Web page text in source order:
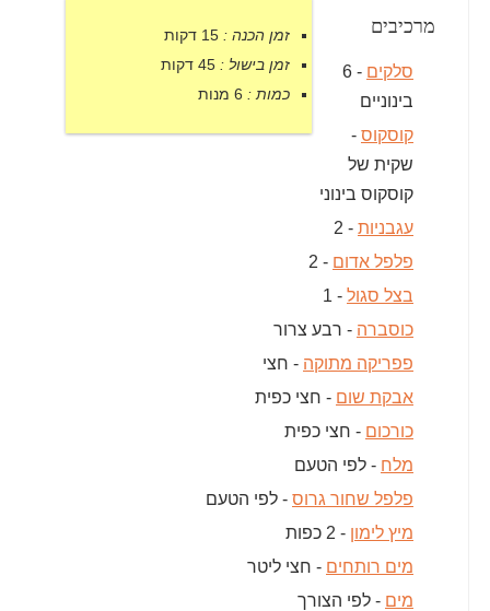
זמן הכנה : 15 דקות
זמן בישול : 45 דקות
כמות : 6 מנות
מרכיבים
סלקים
- 6
בינוניים
קוסקוס -
שקית של
קוסקוס בינוני
עגבניות - 2
פלפל אדום - 2
בצל סגול - 1
כוסברה - רבע צרור
פפריקה מתוקה - חצי
אבקת שום - חצי כפית
כורכום - חצי כפית
מלח - לפי הטעם
פלפל שחור גרוס - לפי הטעם
מיץ לימון - 2 כפות
מים רותחים - חצי ליטר
מים - לפי הצורך